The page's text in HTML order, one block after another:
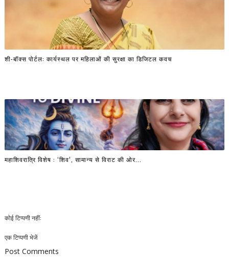
शी-बॉक्स पोर्टल: कार्यस्थल पर महिलाओं की सुरक्षा का डिजिटल कवच
महाशिवरात्रि विशेष : ‘शिव’, सामान्य से विराट की ओर...
कोई टिप्पणी नहीं:
एक टिप्पणी भेजें
Post Comments